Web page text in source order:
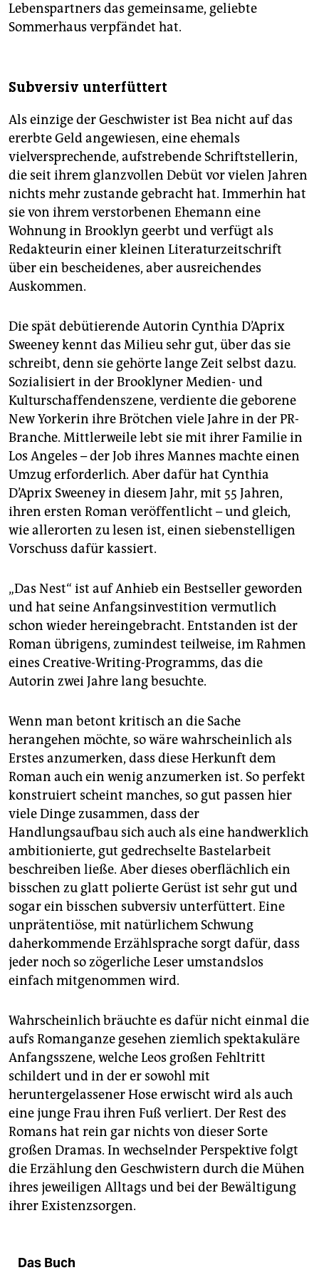
Lebenspartners das gemeinsame, geliebte
Sommerhaus verpfändet hat.
Subversiv unterfüttert
Als einzige der Geschwister ist Bea nicht auf das
ererbte Geld angewiesen, eine ehemals
vielversprechende, aufstrebende Schriftstellerin,
die seit ihrem glanzvollen Debüt vor vielen Jahren
nichts mehr zustande gebracht hat. Immerhin hat
sie von ihrem verstorbenen Ehemann eine
Wohnung in Brooklyn geerbt und verfügt als
Redakteurin einer kleinen Literaturzeitschrift
über ein bescheidenes, aber ausreichendes
Auskommen.
Die spät debütierende Autorin Cynthia D’Aprix
Sweeney kennt das Milieu sehr gut, über das sie
schreibt, denn sie gehörte lange Zeit selbst dazu.
Sozialisiert in der Brooklyner Medien- und
Kulturschaffendenszene, verdiente die geborene
New Yorkerin ihre Brötchen viele Jahre in der PR-
Branche. Mittlerweile lebt sie mit ihrer Familie in
Los Angeles – der Job ihres Mannes machte einen
Umzug erforderlich. Aber dafür hat Cynthia
D’Aprix Sweeney in diesem Jahr, mit 55 Jahren,
ihren ersten Roman veröffentlicht – und gleich,
wie allerorten zu lesen ist, einen siebenstelligen
Vorschuss dafür kassiert.
„Das Nest“ ist auf Anhieb ein Bestseller geworden
und hat seine Anfangsinvestition vermutlich
schon wieder hereingebracht. Entstanden ist der
Roman übrigens, zumindest teilweise, im Rahmen
eines Creative-Writing-Programms, das die
Autorin zwei Jahre lang besuchte.
Wenn man betont kritisch an die Sache
herangehen möchte, so wäre wahrscheinlich als
Erstes anzumerken, dass diese Herkunft dem
Roman auch ein wenig anzumerken ist. So perfekt
konstruiert scheint manches, so gut passen hier
viele Dinge zusammen, dass der
Handlungsaufbau sich auch als eine handwerklich
ambitionierte, gut gedrechselte Bastelarbeit
beschreiben ließe. Aber dieses oberflächlich ein
bisschen zu glatt polierte Gerüst ist sehr gut und
sogar ein bisschen subversiv unterfüttert. Eine
unprätentiöse, mit natürlichem Schwung
daherkommende Erzählsprache sorgt dafür, dass
jeder noch so zögerliche Leser umstandslos
einfach mitgenommen wird.
Wahrscheinlich bräuchte es dafür nicht einmal die
aufs Romanganze gesehen ziemlich spektakuläre
Anfangsszene, welche Leos großen Fehltritt
schildert und in der er sowohl mit
heruntergelassener Hose erwischt wird als auch
eine junge Frau ihren Fuß verliert. Der Rest des
Romans hat rein gar nichts von dieser Sorte
großen Dramas. In wechselnder Perspektive folgt
die Erzählung den Geschwistern durch die Mühen
ihres jeweiligen Alltags und bei der Bewältigung
ihrer Existenzsorgen.
Das Buch